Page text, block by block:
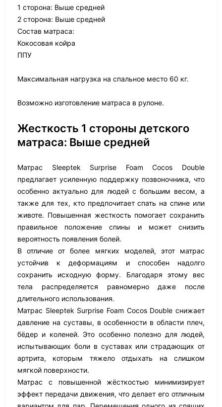
1 сторона: Выше средней
2 сторона: Выше средней
Состав матраса:
Кокосовая койра
ППУ
Максимальная нагрузка на спальное место 60 кг.
Возможно изготовление матраса в рулоне.
Жесткость 1 стороны детского
матраса: Выше средней
Матрас Sleeptek Surprise Foam Cocos Double
предлагает усиленную поддержку позвоночника, что
особенно актуально для людей с большим весом, а
также для тех, кто предпочитает спать на спине или
животе. Повышенная жесткость помогает сохранить
правильное положение спины и может снизить
вероятность появления болей.
В отличие от более мягких моделей, этот матрас
устойчив к деформациям и способен надолго
сохранить исходную форму. Благодаря этому вес
тела распределяется равномерно даже после
длительного использования.
Матрас Sleeptek Surprise Foam Cocos Double снижает
давление на суставы, в особенности в области плеч,
бёдер и коленей. Это особенно полезно для людей,
испытывающих боли в суставах или страдающих от
артрита, которым тяжело отдыхать на слишком
мягкой поверхности.
Матрас с повышенной жёсткостью минимизирует
эффект передачи движения, что делает его отличным